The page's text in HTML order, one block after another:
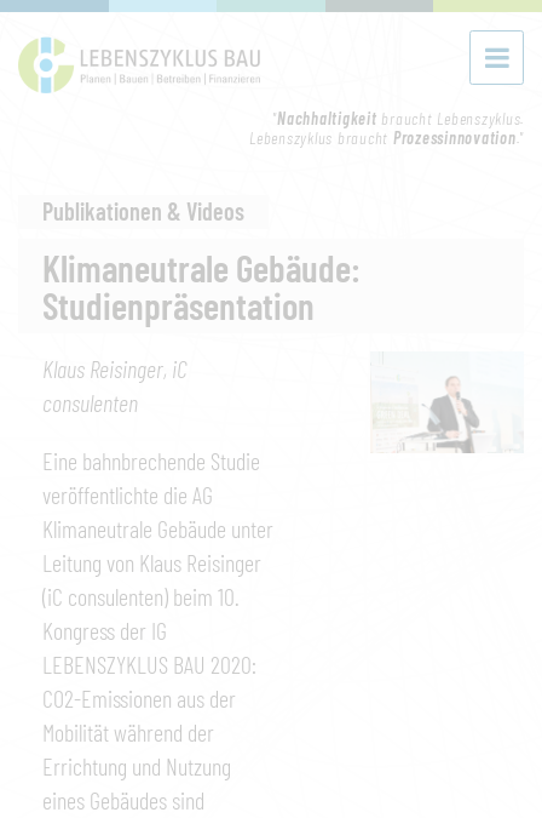
"Nachhaltigkeit braucht Lebenszyklus.
Lebenszyklus braucht Prozessinnovation."
Publikationen & Videos
Klimaneutrale Gebäude:
Studienpräsentation
Klaus Reisinger, iC
consulenten
Eine bahnbrechende Studie
veröffentlichte die AG
Klimaneutrale Gebäude unter
Leitung von Klaus Reisinger
(iC consulenten) beim 10.
Kongress der IG
LEBENSZYKLUS BAU 2020:
CO2-Emissionen aus der
Mobilität während der
Errichtung und Nutzung
eines Gebäudes sind